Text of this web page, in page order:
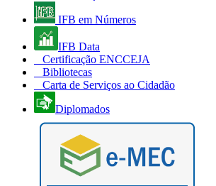
IFB em Números
IFB Data
Certificação ENCCEJA
Bibliotecas
Carta de Serviços ao Cidadão
Diplomados